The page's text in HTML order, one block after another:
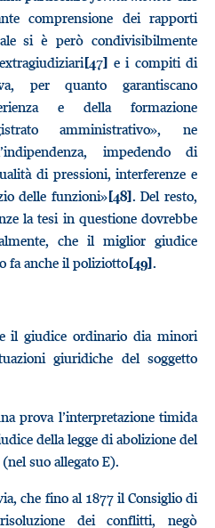
comprensione dei rapporti
si è però condivisibilmente
[47] e i compiti di
per quanto garantiscano
e della formazione
amministrativo», ne
impedendo di
di pressioni, interferenze e
delle funzioni»[48]. Del resto,
la tesi in questione dovrebbe
che il miglior giudice
fa anche il poliziotto[49].
il giudice ordinario dia minori
giuridiche del soggetto
prova l’interpretazione timida
della legge di abolizione del
suo allegato E).
che fino al 1877 il Consiglio di
dei conflitti, negò